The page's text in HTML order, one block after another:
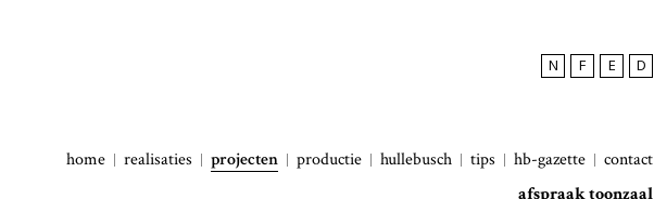
N F E D
home realisaties projecten productie hullebusch tips hb-gazette
contact
afspraak toonzaal